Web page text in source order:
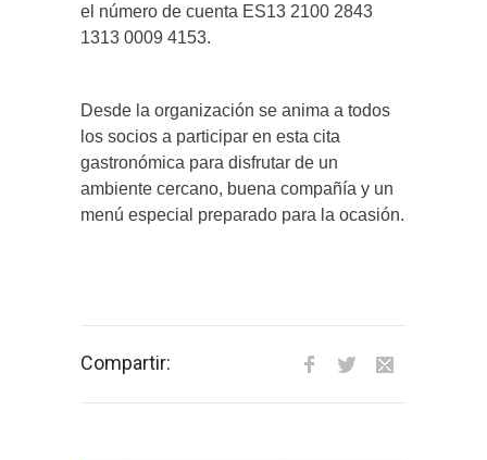
el número de cuenta ES13 2100 2843
1313 0009 4153.
Desde la organización se anima a todos
los socios a participar en esta cita
gastronómica para disfrutar de un
ambiente cercano, buena compañía y un
menú especial preparado para la ocasión.
Compartir: